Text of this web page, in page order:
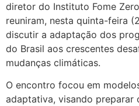
diretor do Instituto Fome
reuniram, nesta quinta-feira
discutir a adaptação dos
do Brasil aos crescentes
mudanças climáticas.
O encontro focou em
adaptativa, visando preparar